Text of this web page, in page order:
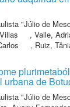
"Júlio de
, Valle,
, Ruiz,
de
"Júlio de